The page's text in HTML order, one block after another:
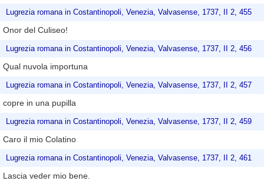
Lugrezia romana in Costantinopoli, Venezia, Valvasense, 1737, II 2, 455
Onor del Culiseo!
Lugrezia romana in Costantinopoli, Venezia, Valvasense, 1737, II 2, 456
Qual nuvola importuna
Lugrezia romana in Costantinopoli, Venezia, Valvasense, 1737, II 2, 457
copre in una pupilla
Lugrezia romana in Costantinopoli, Venezia, Valvasense, 1737, II 2, 459
Caro il mio Colatino
Lugrezia romana in Costantinopoli, Venezia, Valvasense, 1737, II 2, 461
Lascia veder mio bene.